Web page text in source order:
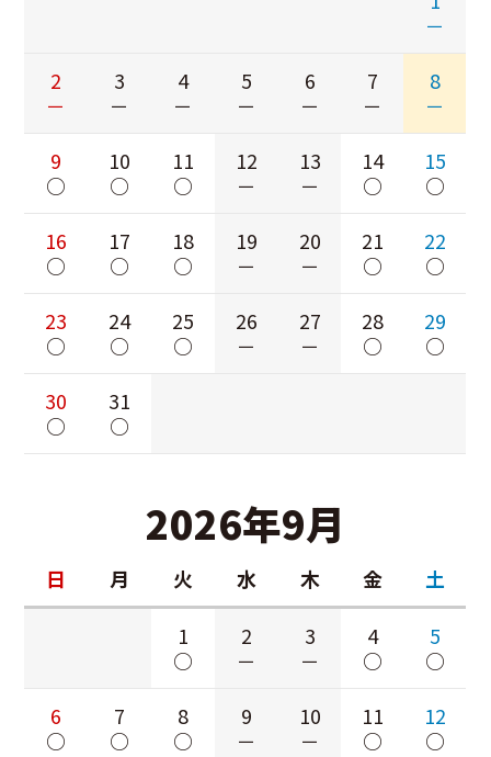
－
2
－
3
－
4
－
5
－
6
－
7
－
8
－
9
○
10
○
11
○
12
－
13
－
14
○
15
○
16
○
17
○
18
○
19
－
20
－
21
○
22
○
23
○
24
○
25
○
26
－
27
－
28
○
29
○
30
○
31
○
2026年9月
日 月 火 水 木 金
土
1
○
2
－
3
－
4
○
5
○
6
○
7
○
8
○
9
－
10
－
11
○
12
○